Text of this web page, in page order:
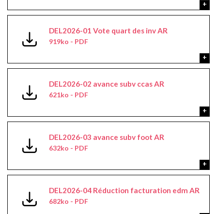
DEL2026-01 Vote quart des inv AR
919ko - PDF
DEL2026-02 avance subv ccas AR
621ko - PDF
DEL2026-03 avance subv foot AR
632ko - PDF
DEL2026-04 Réduction facturation edm AR
682ko - PDF